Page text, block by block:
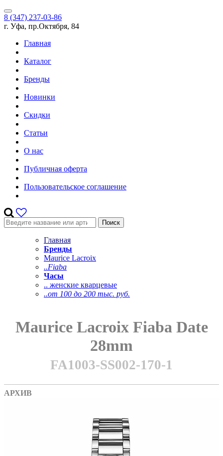
8 (347) 237-03-86
г. Уфа, пр.Октября, 84
Главная
Каталог
Бренды
Новинки
Скидки
Статьи
О нас
Публичная оферта
Пользовательское соглашение
Поиск
Главная
Бренды
Maurice Lacroix
..Fiaba
Часы
.. женские кварцевые
..от 100 до 200 тыс. руб.
Maurice Lacroix Fiaba Date
28mm
FA1003-SS002-170-1
АРХИВ